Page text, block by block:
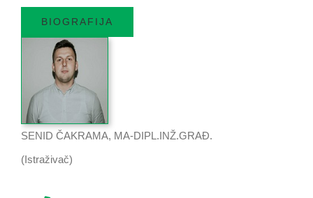
BIOGRAFIJA
SENID ČAKRAMA, MA-DIPL.INŽ.GRAĐ.
(Istraživač)